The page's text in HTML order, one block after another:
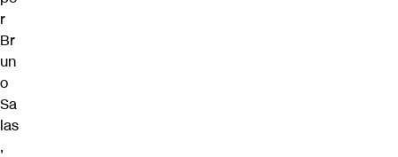
r
Br
un
o
Sa
las
,